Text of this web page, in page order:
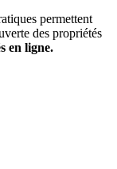
permettent
des propriétés
en ligne.